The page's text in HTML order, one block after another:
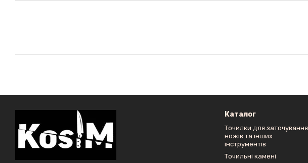
Каталог
Точилки для заточування
ножів та інших
інструментів
Точильні камені